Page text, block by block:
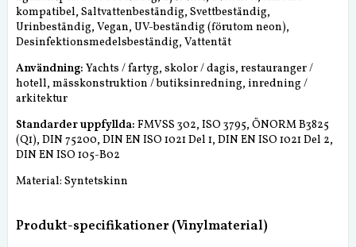
kompatibel, Saltvattenbeständig, Svettbeständig,
Urinbeständig, Vegan, UV-beständig (förutom neon),
Desinfektionsmedelsbeständig, Vattentät
Användning: Yachts / fartyg, skolor / dagis, restauranger /
hotell, mässkonstruktion / butiksinredning, inredning /
arkitektur
Standarder uppfyllda: FMVSS 302, ISO 3795, ÖNORM B3825
(Q1), DIN 75200, DIN EN ISO 1021 Del 1, DIN EN ISO 1021 Del 2,
DIN EN ISO 105-B02
Material: Syntetskinn
Produkt-specifikationer (Vinylmaterial)